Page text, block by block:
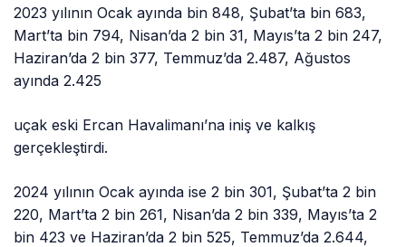
2023 yılının Ocak ayında bin 848, Şubat’ta bin 683,
Mart’ta bin 794, Nisan’da 2 bin 31, Mayıs’ta 2 bin 247,
Haziran’da 2 bin 377, Temmuz’da 2.487, Ağustos
ayında 2.425
uçak eski Ercan Havalimanı’na iniş ve kalkış
gerçekleştirdi.
2024 yılının Ocak ayında ise 2 bin 301, Şubat’ta 2 bin
220, Mart’ta 2 bin 261, Nisan’da 2 bin 339, Mayıs’ta 2
bin 423 ve Haziran’da 2 bin 525, Temmuz’da 2.644,